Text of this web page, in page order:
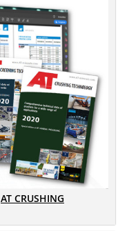
AT CRUSHING